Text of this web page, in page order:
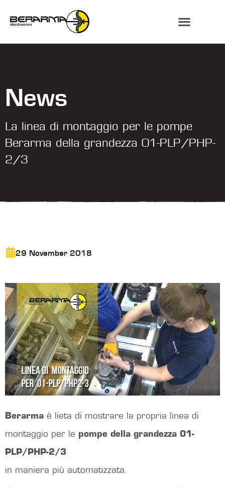
News
La linea di montaggio per le pompe
Berarma della grandezza 01-PLP/PHP-
2/3
29 November 2018
Berarma è lieta di mostrare la propria linea di
montaggio per le pompe della grandezza 01-
PLP/PHP-2/3
in maniera più automatizzata.